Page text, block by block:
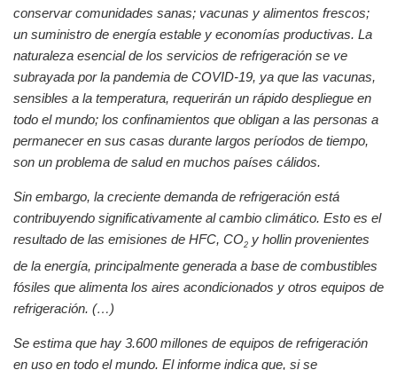
conservar comunidades sanas; vacunas y alimentos frescos;
un suministro de energía estable y economías productivas. La
naturaleza esencial de los servicios de refrigeración se ve
subrayada por la pandemia de COVID-19, ya que las vacunas,
sensibles a la temperatura, requerirán un rápido despliegue en
todo el mundo; los confinamientos que obligan a las personas a
permanecer en sus casas durante largos períodos de tiempo,
son un problema de salud en muchos países cálidos.
Sin embargo, la creciente demanda de refrigeración está
contribuyendo significativamente al cambio climático. Esto es el
resultado de las emisiones de HFC, CO2 y hollin provenientes
de la energía, principalmente generada a base de combustibles
fósiles que alimenta los aires acondicionados y otros equipos de
refrigeración. (…)
Se estima que hay 3.600 millones de equipos de refrigeración
en uso en todo el mundo. El informe indica que, si se